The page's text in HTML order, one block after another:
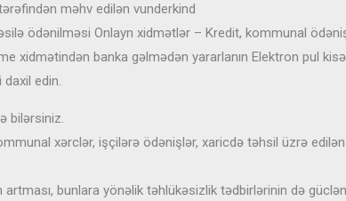
məhv edilən vunderkind
ödənilməsi Onlayn xidmətlər – Kredit, kommunal
xidmətindən banka gəlmədən yararlanın Elektron pul
edin.
bilərsiniz.
xərclər, işçilərə ödənişlər, xaricdə təhsil üzrə
bunlara yönəlik təhlükəsizlik tədbirlərinin də